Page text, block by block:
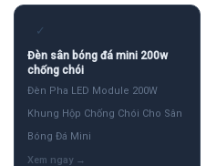
✓
Đèn sân bóng đá mini 200w
chống chói
Đèn Pha LED Module 200W
Khung Hộp Chống Chói Cho Sân
Bóng Đá Mini